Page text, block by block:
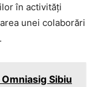
în activități
unei colaborări
Sibiu